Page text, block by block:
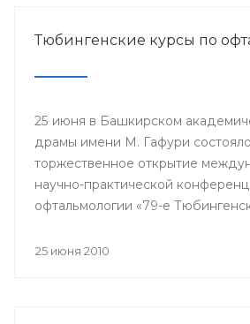
Тюбингенские курсы по
25 июня в Башкирском
драмы имени М. Гафури
торжественное открытие
научно-практической
офтальмологии «79-е
принимали участие врачи-
25 июня 2010